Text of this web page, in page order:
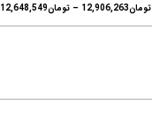
تومان12,906,263
– تومان12,648,549